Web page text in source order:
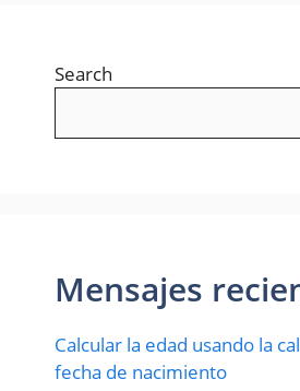
Search
Mensajes
Calcular la edad usando la
fecha de nacimiento